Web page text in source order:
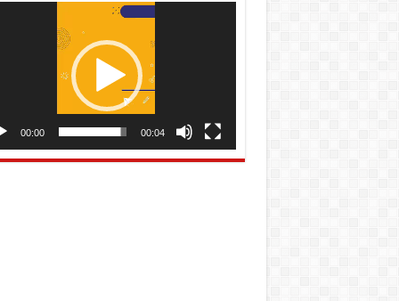
00:00 00:04